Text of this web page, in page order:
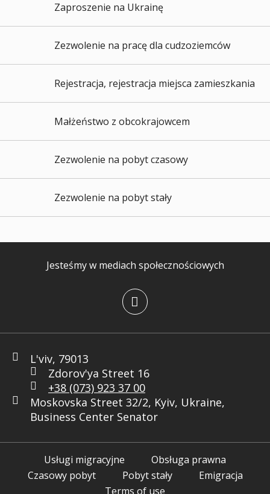
Zaproszenie na Ukrainę
Zezwolenie na pracę dla cudzoziemców
Rejestracja, rejestracja miejsca zamieszkania
Małżeństwo z obcokrajowcem
Zezwolenie na pobyt czasowy
Zezwolenie na pobyt stały
Jesteśmy w mediach społecznościowych
L'viv, 79013
Zdorov'ya Street 16
+38 (073) 923 37 00
Moskovska Street 32/2, Kyiv, Ukraine,
Business Center Senator
Usługi migracyjne
Obsługa prawna
Czasowy pobyt
Pobyt stały
Emigracja
Terms of use